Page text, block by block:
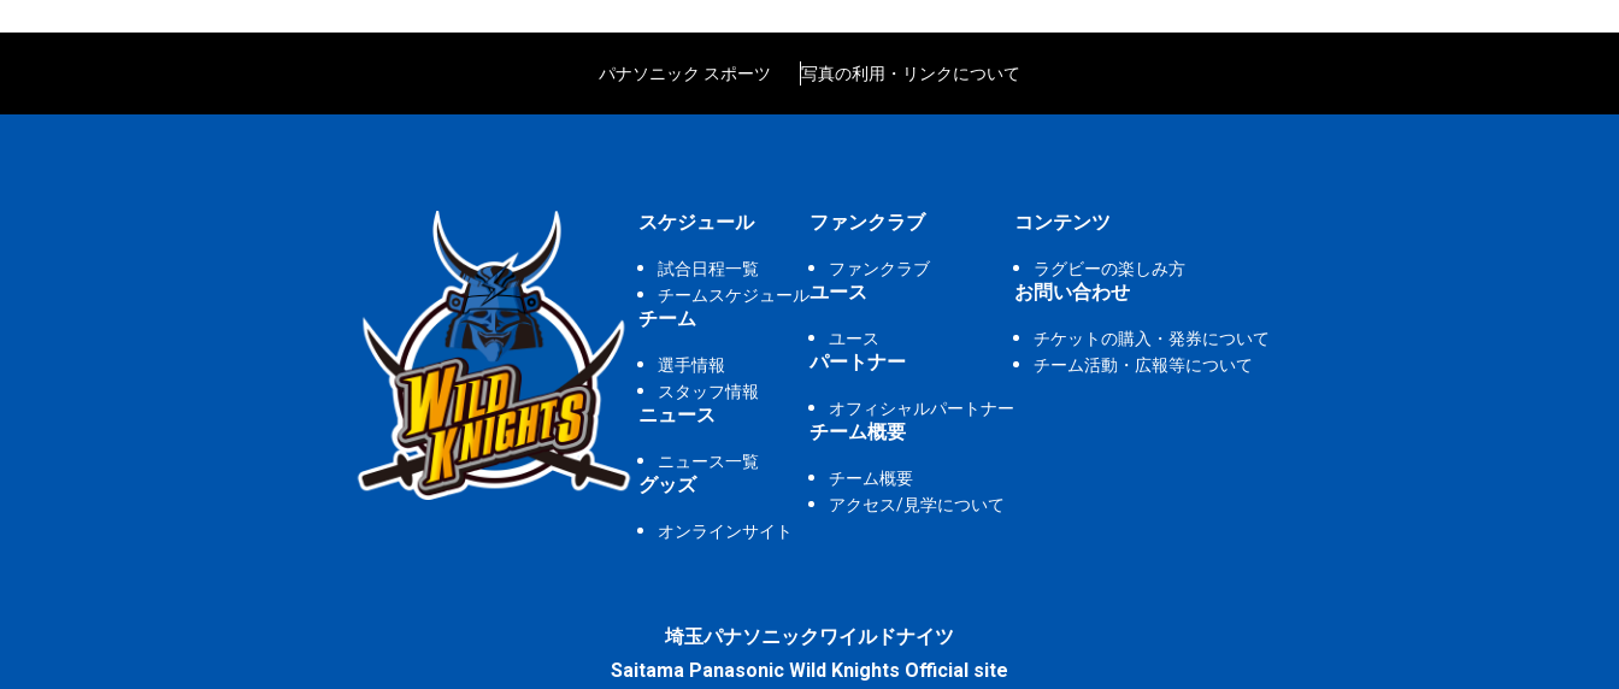
パナソニック スポーツ 写真の利用・リンクについて
スケジュール
試合日程一覧
チームスケジュール
チーム
選手情報
スタッフ情報
ニュース
ニュース一覧
グッズ
オンラインサイト
ファンクラブ
ファンクラブ
ユース
ユース
パートナー
オフィシャルパートナー
チーム概要
チーム概要
アクセス/見学について
コンテンツ
ラグビーの楽しみ方
お問い合わせ
チケットの購入・発券について
チーム活動・広報等について
埼玉パナソニックワイルドナイツ
Saitama Panasonic Wild Knights Official site